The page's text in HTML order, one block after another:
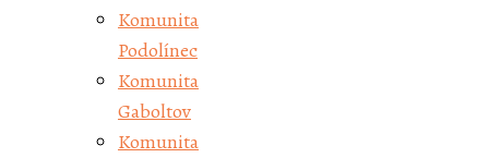
Komunita
Podolínec
Komunita
Gaboltov
Komunita